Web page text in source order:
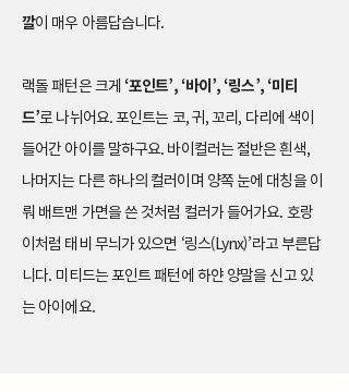
깔이 매우 아름답습니다.
랙돌 패턴은 크게 ‘포인트’, ‘바이’, ‘링스’, ‘미티
드’로 나뉘어요. 포인트는 코, 귀, 꼬리, 다리에 색이
들어간 아이를 말하구요. 바이컬러는 절반은 흰색,
나머지는 다른 하나의 컬러이며 양쪽 눈에 대칭을 이
뤄 배트맨 가면을 쓴 것처럼 컬러가 들어가요. 호랑
이처럼 태비 무늬가 있으면 ‘링스(Lynx)’라고 부른답
니다. 미티드는 포인트 패턴에 하얀 양말을 신고 있
는 아이에요.